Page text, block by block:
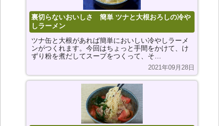
裏切らないおいしさ 簡単 ツナと大根おろしの冷や
しラーメン
ツナ缶と大根があれば簡単においしい冷やしラーメ
ンがつくれます。今回はちょっと手間をかけて、け
ずり粉を煮だしてスープをつくって、そ…
2021年09月28日